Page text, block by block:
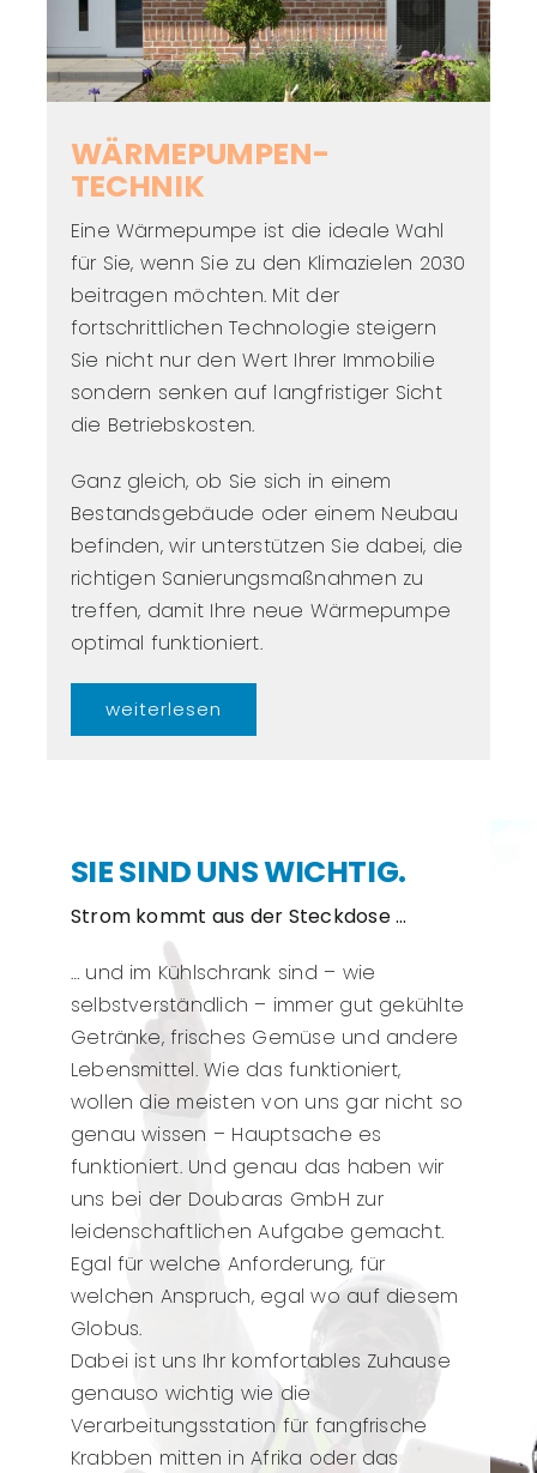
WÄRMEPUMPEN-
TECHNIK
Eine Wärmepumpe ist die ideale Wahl
für Sie, wenn Sie zu den Klimazielen 2030
beitragen möchten. Mit der
fortschrittlichen Technologie steigern
Sie nicht nur den Wert Ihrer Immobilie
sondern senken auf langfristiger Sicht
die Betriebskosten.
Ganz gleich, ob Sie sich in einem
Bestandsgebäude oder einem Neubau
befinden, wir unterstützen Sie dabei, die
richtigen Sanierungsmaßnahmen zu
treffen, damit Ihre neue Wärmepumpe
optimal funktioniert.
weiterlesen
SIE SIND UNS WICHTIG.
Strom kommt aus der Steckdose …
… und im Kühlschrank sind – wie
selbstverständlich – immer gut gekühlte
Getränke, frisches Gemüse und andere
Lebensmittel. Wie das funktioniert,
wollen die meisten von uns gar nicht so
genau wissen – Hauptsache es
funktioniert. Und genau das haben wir
uns bei der Doubaras GmbH zur
leidenschaftlichen Aufgabe gemacht.
Egal für welche Anforderung, für
welchen Anspruch, egal wo auf diesem
Globus.
Dabei ist uns Ihr komfortables Zuhause
genauso wichtig wie die
Verarbeitungsstation für fangfrische
Krabben mitten in Afrika oder das